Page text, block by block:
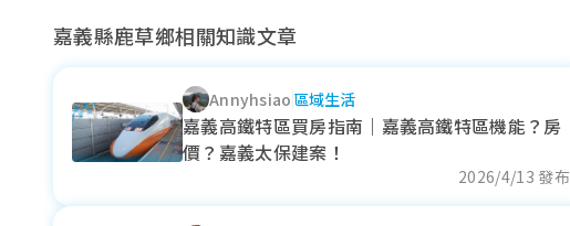
水上鄉
近一年成交單價
太保市
近一年成交單價
朴子市
近一年成交單價
嘉義縣鹿草鄉相關知識文章
Annyhsiao 區域生活
嘉義高鐵特區買房指南｜嘉義高鐵特區機能？房
價？嘉義太保建案！
2026/4/13 發布